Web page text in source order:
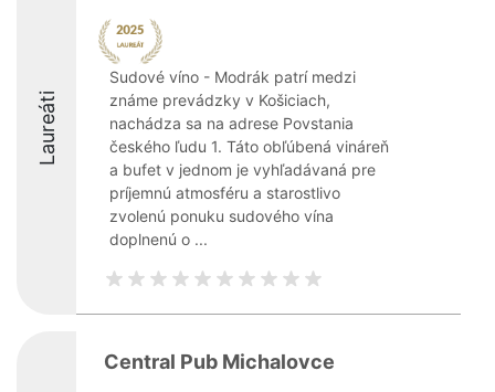
Laureáti
Sudové víno - Modrák patrí medzi
známe prevádzky v Košiciach,
nachádza sa na adrese Povstania
českého ľudu 1. Táto obľúbená vináreň
a bufet v jednom je vyhľadávaná pre
príjemnú atmosféru a starostlivo
zvolenú ponuku sudového vína
doplnenú o ...
Central Pub Michalovce